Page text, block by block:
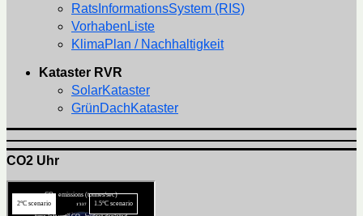
RatsInformationsSystem (RIS)
VorhabenListe
KlimaPlan / Nachhaltigkeit
Kataster RVR
SolarKataster
GrünDachKataster
CO2 Uhr